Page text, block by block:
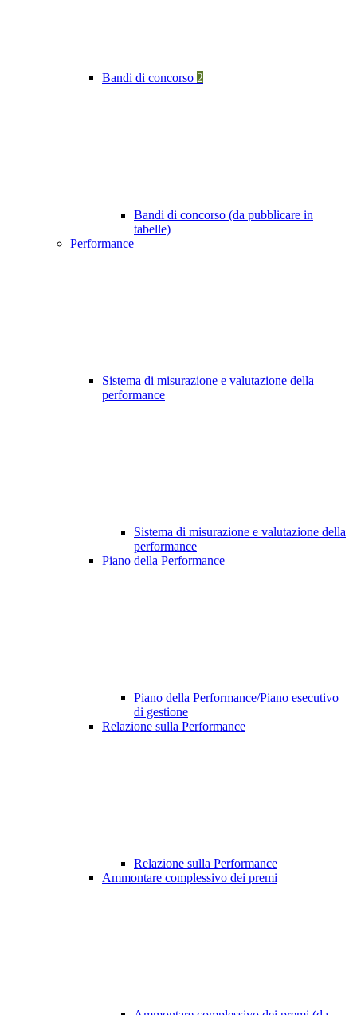
Bandi di concorso 2
Bandi di concorso (da pubblicare in
tabelle)
Performance
Sistema di misurazione e valutazione della
performance
Sistema di misurazione e valutazione della
performance
Piano della Performance
Piano della Performance/Piano esecutivo
di gestione
Relazione sulla Performance
Relazione sulla Performance
Ammontare complessivo dei premi